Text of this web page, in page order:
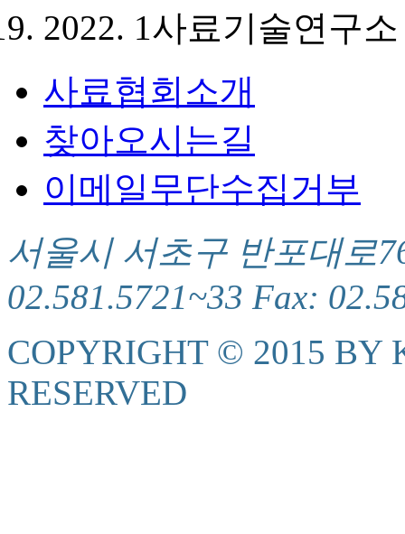
2022. 1사료기술연구
사료협회소개
찾아오시는길
이메일무단수집거부
서울시 서초구 반포대로
02.581.5721~33 Fax:
COPYRIGHT © 2015 BY
RESERVED